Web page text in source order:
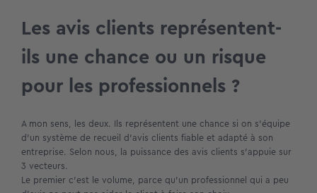
Les avis clients représentent-
ils une chance ou un risque
pour les professionnels ?
A mon sens, les deux. Ils représentent une chance si on s’équipe
d’un système de recueil d’avis clients fiable et adapté à son
entreprise. Selon nous, la puissance des avis clients s’appuie sur
3 vecteurs.
Le premier c’est le volume, parce qu’un professionnel qui a peu